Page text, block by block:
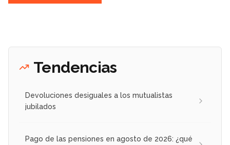
Tendencias
Devoluciones desiguales a los mutualistas
jubilados
Pago de las pensiones en agosto de 2026: ¿qué